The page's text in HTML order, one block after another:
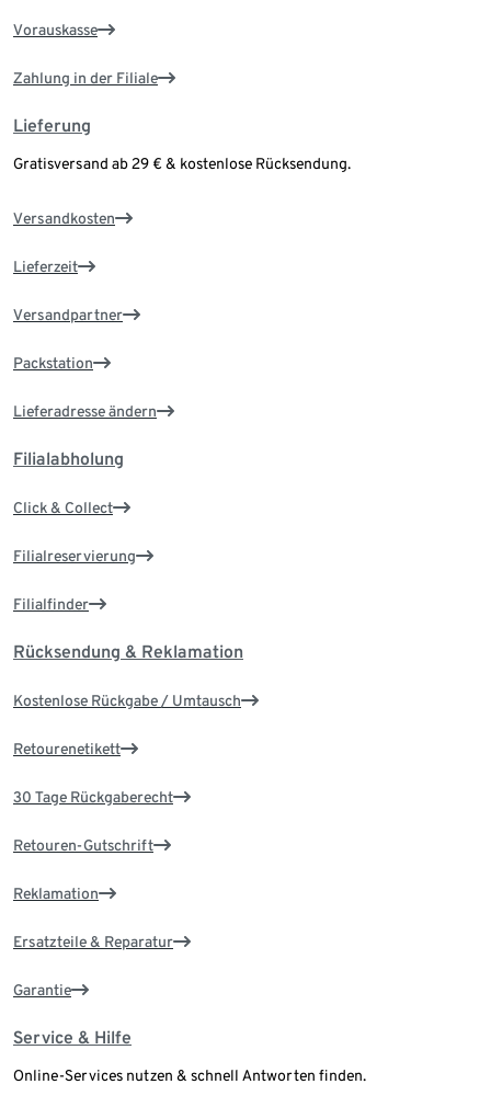
Vorauskasse
Zahlung in der Filiale
Lieferung
Gratisversand ab 29 € & kostenlose Rücksendung.
Versandkosten
Lieferzeit
Versandpartner
Packstation
Lieferadresse ändern
Filialabholung
Click & Collect
Filialreservierung
Filialfinder
Rücksendung & Reklamation
Kostenlose Rückgabe / Umtausch
Retourenetikett
30 Tage Rückgaberecht
Retouren-Gutschrift
Reklamation
Ersatzteile & Reparatur
Garantie
Service & Hilfe
Online-Services nutzen & schnell Antworten finden.